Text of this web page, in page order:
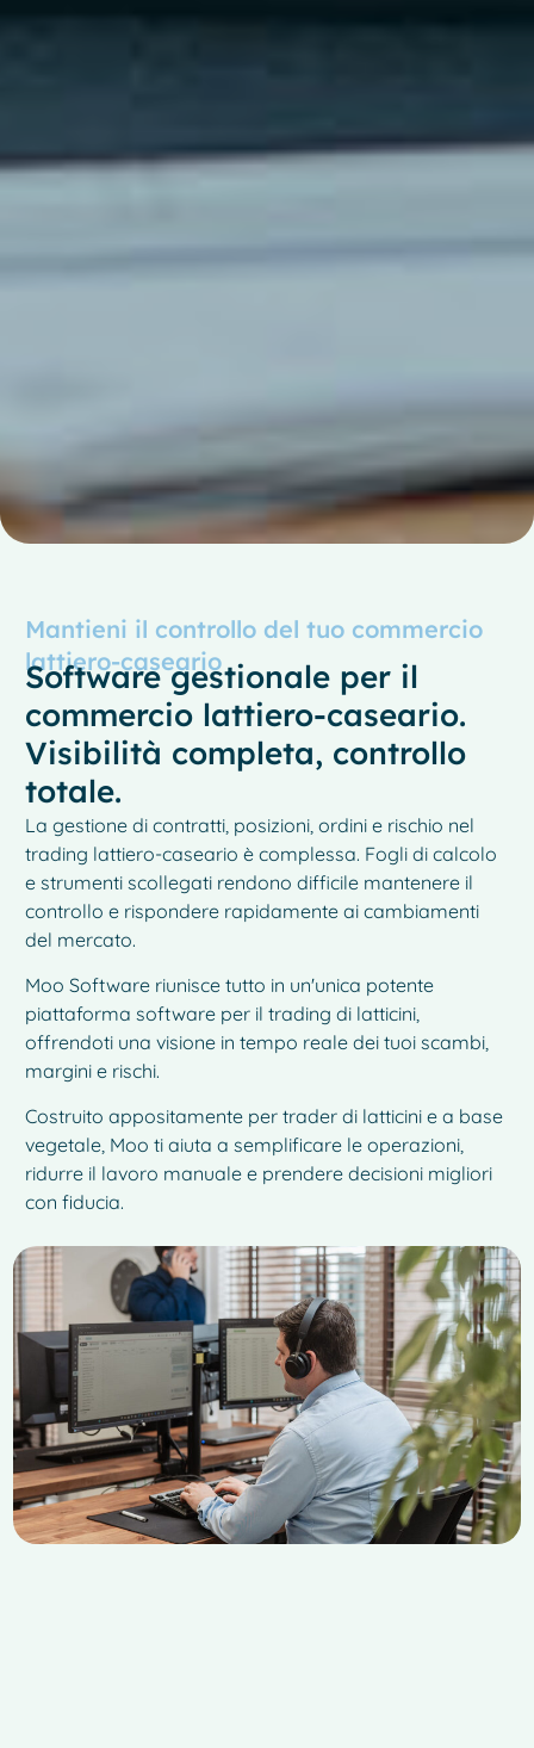
Mantieni il controllo del tuo commercio
lattiero-caseario
Software gestionale per il
commercio lattiero-caseario.
Visibilità completa, controllo
totale.
La gestione di contratti, posizioni, ordini e rischio nel
trading lattiero-caseario è complessa. Fogli di calcolo
e strumenti scollegati rendono difficile mantenere il
controllo e rispondere rapidamente ai cambiamenti
del mercato.
Moo Software riunisce tutto in un'unica potente
piattaforma software per il trading di latticini,
offrendoti una visione in tempo reale dei tuoi scambi,
margini e rischi.
Costruito appositamente per trader di latticini e a base
vegetale, Moo ti aiuta a semplificare le operazioni,
ridurre il lavoro manuale e prendere decisioni migliori
con fiducia.